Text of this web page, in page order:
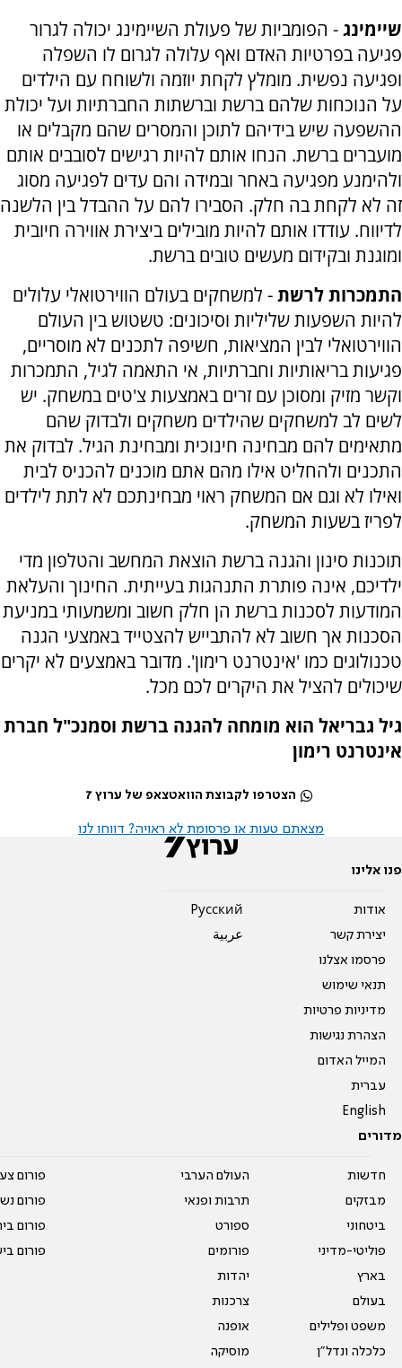
שיימינג- הפומביות של פעולת השיימינג יכולה לגרור
פגיעה בפרטיות האדם ואף עלולה לגרום לו השפלה
ופגיעה נפשית. מומלץ לקחת יוזמה ולשוחח עם הילדים
על הנוכחות שלהם ברשת וברשתות החברתיות ועל יכולת
ההשפעה שיש בידיהם לתוכן והמסרים שהם מקבלים או
מועברים ברשת. הנחו אותם להיות רגישים לסובבים אותם
ולהימנע מפגיעה באחר ובמידה והם עדים לפגיעה מסוג
זה לא לקחת בה חלק. הסבירו להם על ההבדל בין הלשנה
לדיווח. עודדו אותם להיות מובילים ביצירת אווירה חיובית
ומוגנת ובקידום מעשים טובים ברשת.
התמכרות לרשת- למשחקים בעולם הווירטואלי עלולים
להיות השפעות שליליות וסיכונים: טשטוש בין העולם
הווירטואלי לבין המציאות, חשיפה לתכנים לא מוסריים,
פגיעות בריאותיות וחברתיות, אי התאמה לגיל, התמכרות
וקשר מזיק ומסוכן עם זרים באמצעות צ'טים במשחק. יש
לשים לב למשחקים שהילדים משחקים ולבדוק שהם
מתאימים להם מבחינה חינוכית ומבחינת הגיל. לבדוק את
התכנים ולהחליט אילו מהם אתם מוכנים להכניס לבית
ואילו לא וגם אם המשחק ראוי מבחינתכם לא לתת לילדים
לפריז בשעות המשחק.
תוכנות סינון והגנה ברשת הוצאת המחשב והטלפון מדי
ילדיכם, אינה פותרת התנהגות בעייתית. החינוך והעלאת
המודעות לסכנות ברשת הן חלק חשוב ומשמעותי במניעת
הסכנות אך חשוב לא להתבייש להצטייד באמצעי הגנה
טכנולוגים כמו 'אינטרנט רימון'. מדובר באמצעים לא יקרים
שיכולים להציל את היקרים לכם מכל.
גיל גבריאל הוא מומחה להגנה ברשת וסמנכ"ל חברת
אינטרנט רימון
הצטרפו לקבוצת הוואטצאפ של ערוץ 7
מצאתם טעות או פרסומת לא ראויה? דווחו לנו
פנו אלינו
אודות
יצירת קשר
פרסמו אצלנו
תנאי שימוש
מדיניות פרטיות
הצהרת נגישות
המייל האדום
עברית
English
Pусский
عربية
מדורים
חדשות
מבזקים
ביטחוני
פוליטי-מדיני
בארץ
בעולם
משפט ופלילים
כלכלה ונדל"ן
העולם הערבי
תרבות ופנאי
ספורט
פורומים
יהדות
צרכנות
אופנה
מוסיקה
פורום
פורום
פורום
פורום